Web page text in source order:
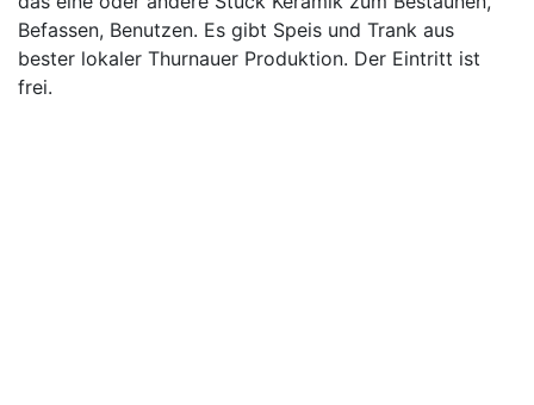
Befassen, Benutzen. Es gibt Speis und Trank aus
bester lokaler Thurnauer Produktion. Der Eintritt ist
frei.